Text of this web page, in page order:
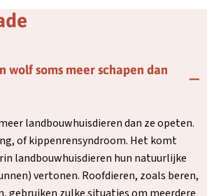
wolf soms meer schapen dan
landbouwhuisdieren dan ze opeten.
of kippenrensyndroom. Het komt
landbouwhuisdieren hun natuurlijke
vertonen. Roofdieren, zoals beren,